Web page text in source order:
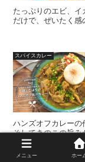
たっぷりのエビ、
だけで、ぜいたく感
スパイスカレー
ハンズオフカレーの
そしてきのこの旨
で茶漬けのようにさ
メニュー ホー